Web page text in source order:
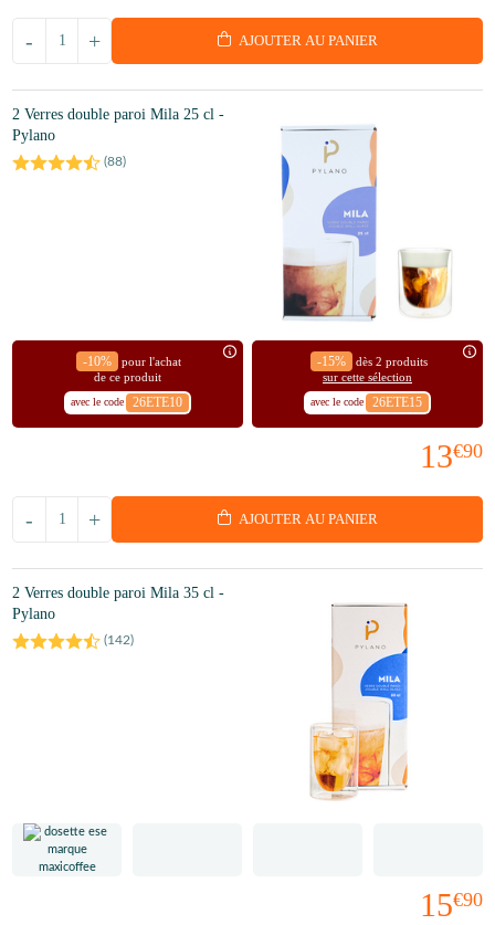
+
- AJOUTER AU PANIER
2 Verres double paroi Mila 25 cl -
Pylano
(88)
-10%
pour l'achat
de ce produit
avec le code 26ETE10
-15%
dès 2 produits
sur cette sélection
avec le code 26ETE15
13€90
+
- AJOUTER AU PANIER
2 Verres double paroi Mila 35 cl -
Pylano
(142)
15€90